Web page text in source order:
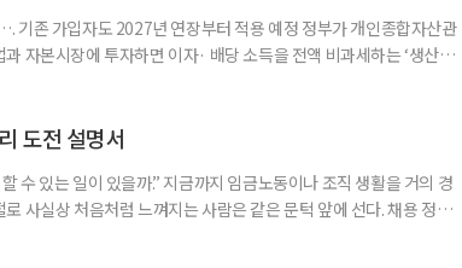
기존 가입자도 2027년 연장부터 적용 예정 정부가 개인종합자산관
자본시장에 투자하면 이자· 배당 소득을 전액 비과세하는 ‘생산적
국회 통과 후 그대로 시행된다면 법 시행 전 본
도전 설명서
수 있는 일이 있을까.” 지금까지 임금노동이나 조직 생활을 거의 경
사실상 처음처럼 느껴지는 사람은 같은 문턱 앞에 선다. 채용 정보를